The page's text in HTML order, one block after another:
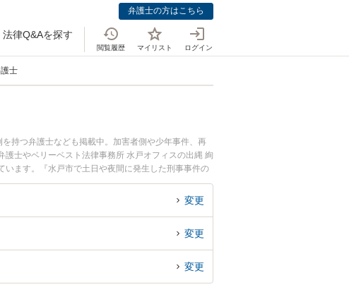
弁護士の方はこちら
法律Q&Aを探す
閲覧履歴 マイリスト ログイン
士
持つ弁護士なども掲載中。加害者側や少年事件、再
士やベリーベスト法律事務所 水戸オフィスの出縄 絢
ます。『水戸市で土日や夜間に発生した刑事事件の
料で刑事事件を法律相談できる水戸市内の弁護士に相
変更
変更
変更